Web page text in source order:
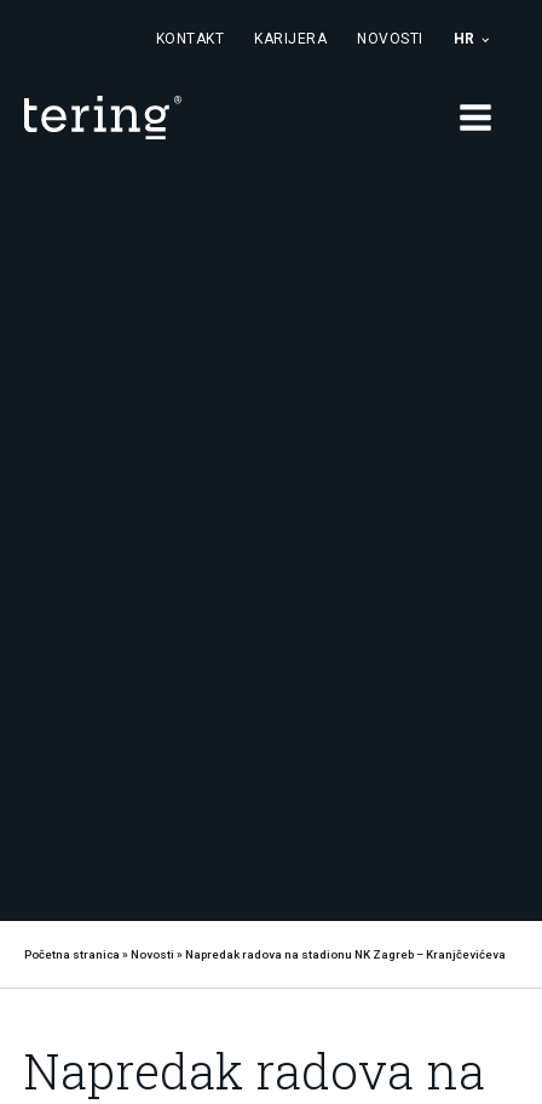
KONTAKT KARIJERA NOVOSTI HR
Početna stranica »Novosti »Napredak radova na stadionu NK Zagreb – Kranjčevićeva
Napredak radova na